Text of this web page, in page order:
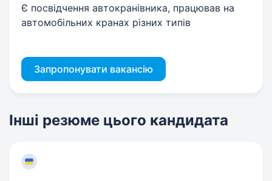
Є посвідчення автокранівника, працював на
автомобільних кранах різних типів
Запропонувати вакансію
Інші резюме цього кандидата